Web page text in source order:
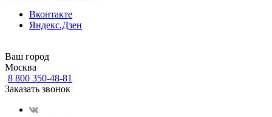
Вконтакте
Яндекс.Дзен
Ваш город
Москва
8 800 350-48-81
Заказать звонок